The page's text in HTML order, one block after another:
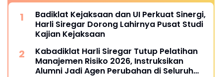
Badiklat Kejaksaan dan UI Perkuat Sinergi,
Harli Siregar Dorong Lahirnya Pusat Studi
Kajian Kejaksaan
Kabadiklat Harli Siregar Tutup Pelatihan
Manajemen Risiko 2026, Instruksikan
Alumni Jadi Agen Perubahan di Seluruh